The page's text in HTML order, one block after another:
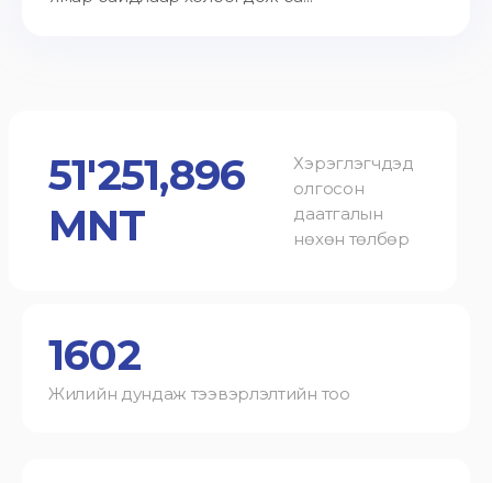
51'251,896
MNT
Хэрэглэгчдэд
олгосон
даатгалын
нөхөн төлбөр
1602
Жилийн дундаж тээвэрлэлтийн тоо